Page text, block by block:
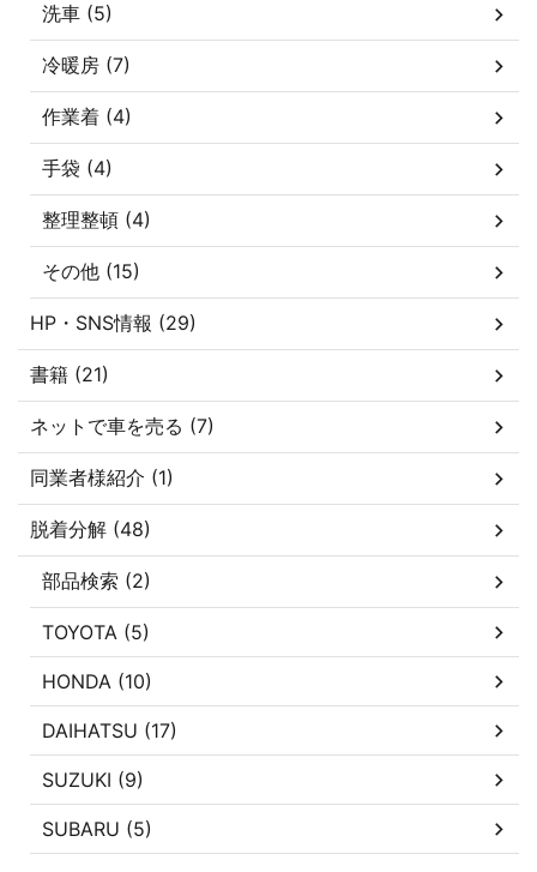
洗車 (5)
冷暖房 (7)
作業着 (4)
手袋 (4)
整理整頓 (4)
その他 (15)
HP・SNS情報 (29)
書籍 (21)
ネットで車を売る (7)
同業者様紹介 (1)
脱着分解 (48)
部品検索 (2)
TOYOTA (5)
HONDA (10)
DAIHATSU (17)
SUZUKI (9)
SUBARU (5)